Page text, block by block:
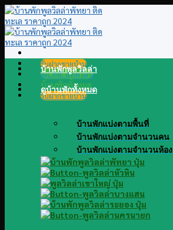
Skip
to
content
รับฝากขายบ้าน
@LINE แอดไลน์
บ้านพักทั้งหมด
รับฝากขายบ้าน
บ้านพักพูลวิลล่า
ดูบ้านพักทั้งหมด
บ้านพักแบ่งตามพื้นที่
บ้านพักแบ่งตามจำนวนคน
บ้านพักแบ่งตามจำนวนห้อง